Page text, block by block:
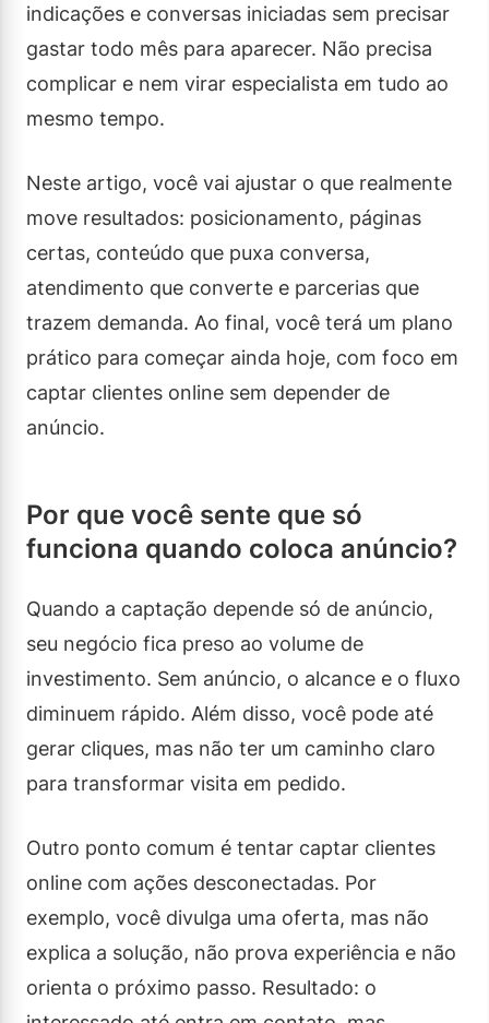
indicações e conversas iniciadas sem precisar
gastar todo mês para aparecer. Não precisa
complicar e nem virar especialista em tudo ao
mesmo tempo.
Neste artigo, você vai ajustar o que realmente
move resultados: posicionamento, páginas
certas, conteúdo que puxa conversa,
atendimento que converte e parcerias que
trazem demanda. Ao final, você terá um plano
prático para começar ainda hoje, com foco em
captar clientes online sem depender de
anúncio.
Por que você sente que só
funciona quando coloca anúncio?
Quando a captação depende só de anúncio,
seu negócio fica preso ao volume de
investimento. Sem anúncio, o alcance e o fluxo
diminuem rápido. Além disso, você pode até
gerar cliques, mas não ter um caminho claro
para transformar visita em pedido.
Outro ponto comum é tentar captar clientes
online com ações desconectadas. Por
exemplo, você divulga uma oferta, mas não
explica a solução, não prova experiência e não
orienta o próximo passo. Resultado: o